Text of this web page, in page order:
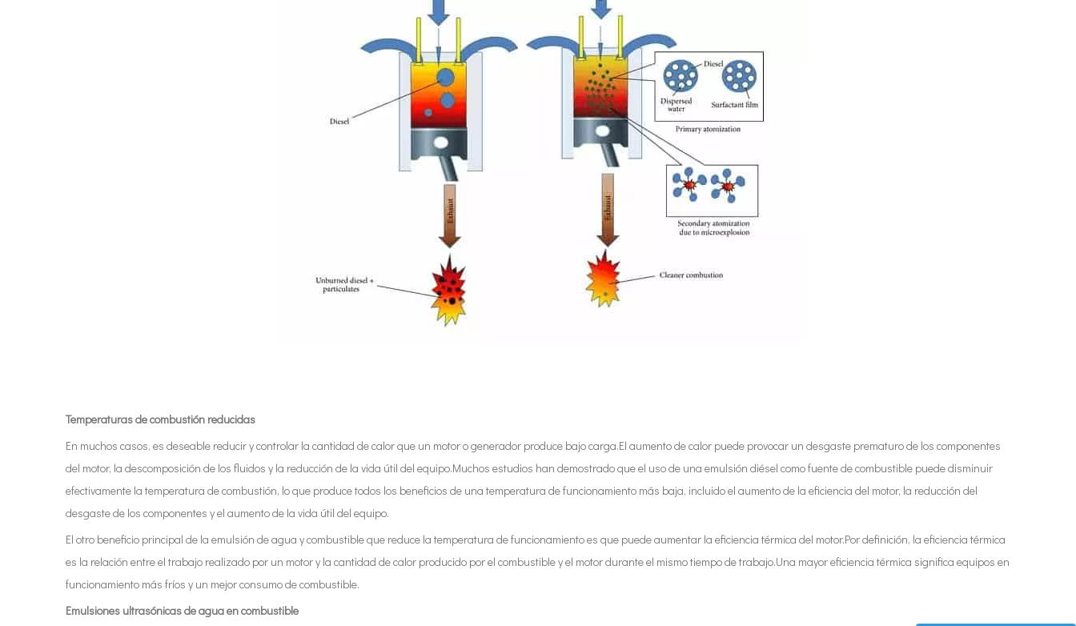
Temperaturas de combustión reducidas
En muchos casos, es deseable reducir y controlar la cantidad de calor que un motor o generador produce bajo carga.El aumento de calor puede provocar un desgaste prematuro de los componentes
del motor, la descomposición de los fluidos y la reducción de la vida útil del equipo.Muchos estudios han demostrado que el uso de una emulsión diésel como fuente de combustible puede disminuir
efectivamente la temperatura de combustión, lo que produce todos los beneficios de una temperatura de funcionamiento más baja, incluido el aumento de la eficiencia del motor, la reducción del
desgaste de los componentes y el aumento de la vida útil del equipo.
El otro beneficio principal de la emulsión de agua y combustible que reduce la temperatura de funcionamiento es que puede aumentar la eficiencia térmica del motor.Por definición, la eficiencia térmica
es la relación entre el trabajo realizado por un motor y la cantidad de calor producido por el combustible y el motor durante el mismo tiempo de trabajo.Una mayor eficiencia térmica significa equipos en
funcionamiento más fríos y un mejor consumo de combustible.
Emulsiones ultrasónicas de agua en combustible